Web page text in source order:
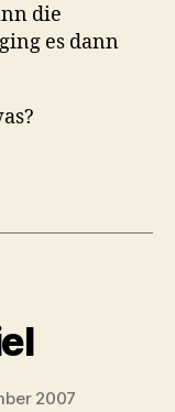
die
es dann
2007